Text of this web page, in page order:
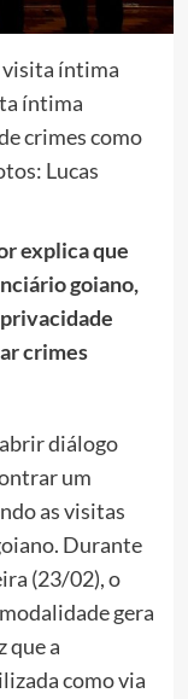
visita íntima
íntima
crimes como
Lucas
explica que
goiano,
privacidade
crimes
diálogo
um
as visitas
Durante
(23/02), o
gera
que a
como via